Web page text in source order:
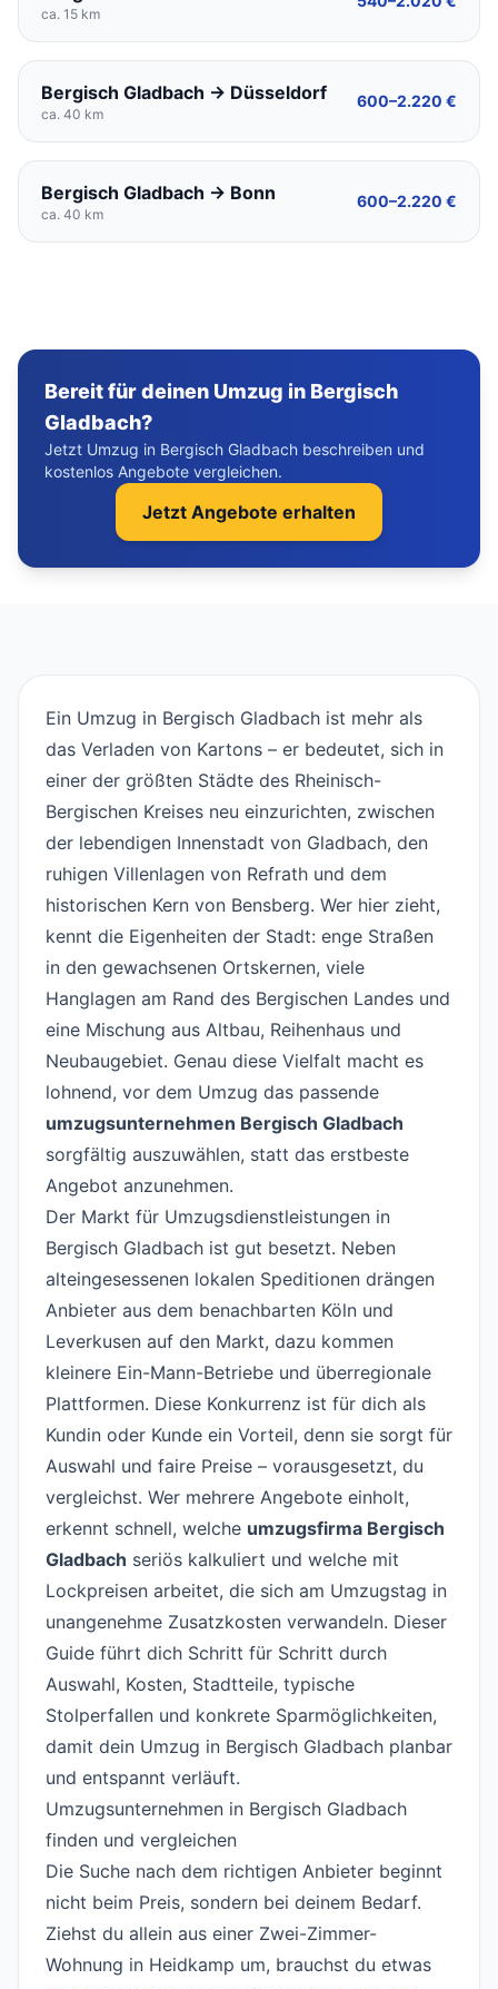
ca. 15 km
Bergisch Gladbach → Düsseldorf
ca. 40 km
600–2.220 €
Bergisch Gladbach → Bonn
ca. 40 km
600–2.220 €
Bereit für deinen Umzug in Bergisch
Gladbach?
Jetzt Umzug in Bergisch Gladbach beschreiben und
kostenlos Angebote vergleichen.
Jetzt Angebote erhalten
Ein Umzug in Bergisch Gladbach ist mehr als
das Verladen von Kartons – er bedeutet, sich in
einer der größten Städte des Rheinisch-
Bergischen Kreises neu einzurichten, zwischen
der lebendigen Innenstadt von Gladbach, den
ruhigen Villenlagen von Refrath und dem
historischen Kern von Bensberg. Wer hier zieht,
kennt die Eigenheiten der Stadt: enge Straßen
in den gewachsenen Ortskernen, viele
Hanglagen am Rand des Bergischen Landes und
eine Mischung aus Altbau, Reihenhaus und
Neubaugebiet. Genau diese Vielfalt macht es
lohnend, vor dem Umzug das passende
umzugsunternehmen Bergisch Gladbach
sorgfältig auszuwählen, statt das erstbeste
Angebot anzunehmen.
Der Markt für Umzugsdienstleistungen in
Bergisch Gladbach ist gut besetzt. Neben
alteingesessenen lokalen Speditionen drängen
Anbieter aus dem benachbarten Köln und
Leverkusen auf den Markt, dazu kommen
kleinere Ein-Mann-Betriebe und überregionale
Plattformen. Diese Konkurrenz ist für dich als
Kundin oder Kunde ein Vorteil, denn sie sorgt für
Auswahl und faire Preise – vorausgesetzt, du
vergleichst. Wer mehrere Angebote einholt,
erkennt schnell, welche umzugsfirma Bergisch
Gladbach seriös kalkuliert und welche mit
Lockpreisen arbeitet, die sich am Umzugstag in
unangenehme Zusatzkosten verwandeln. Dieser
Guide führt dich Schritt für Schritt durch
Auswahl, Kosten, Stadtteile, typische
Stolperfallen und konkrete Sparmöglichkeiten,
damit dein Umzug in Bergisch Gladbach planbar
und entspannt verläuft.
Umzugsunternehmen in Bergisch Gladbach
finden und vergleichen
Die Suche nach dem richtigen Anbieter beginnt
nicht beim Preis, sondern bei deinem Bedarf.
Ziehst du allein aus einer Zwei-Zimmer-
Wohnung in Heidkamp um, brauchst du etwas